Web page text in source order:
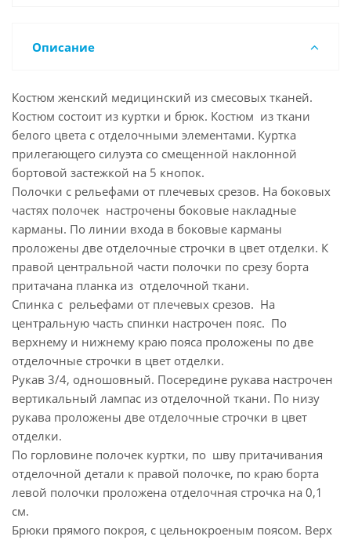
Описание
Костюм женский медицинский из смесовых тканей.
Костюм состоит из куртки и брюк. Костюм из ткани
белого цвета с отделочными элементами. Куртка
прилегающего силуэта со смещенной наклонной
бортовой застежкой на 5 кнопок.
Полочки с рельефами от плечевых срезов. На боковых
частях полочек настрочены боковые накладные
карманы. По линии входа в боковые карманы
проложены две отделочные строчки в цвет отделки. К
правой центральной части полочки по срезу борта
притачана планка из отделочной ткани.
Спинка с рельефами от плечевых срезов. На
центральную часть спинки настрочен пояс. По
верхнему и нижнему краю пояса проложены по две
отделочные строчки в цвет отделки.
Рукав 3/4, одношовный. Посередине рукава настрочен
вертикальный лампас из отделочной ткани. По низу
рукава проложены две отделочные строчки в цвет
отделки.
По горловине полочек куртки, по шву притачивания
отделочной детали к правой полочке, по краю борта
левой полочки проложена отделочная строчка на 0,1
см.
Брюки прямого покроя, с цельнокроеным поясом. Верх